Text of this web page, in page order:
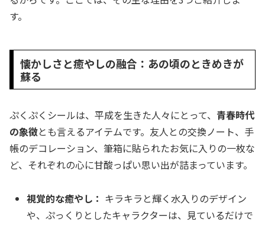
す。
懐かしさと癒やしの融合：あの頃のときめきが
蘇る
ぷくぷくシールは、平成を生きた人々にとって、 青春時代
の象徴とも言えるアイテムです。友人との交換ノート、手
帳のデコレーション、筆箱に貼られたお気に入りの一枚な
ど、それぞれの心に甘酸っぱい思い出が詰まっています。
視覚的な癒やし： キラキラと輝く水入りのデザイン
や、ぷっくりとしたキャラクターは、見ているだけで